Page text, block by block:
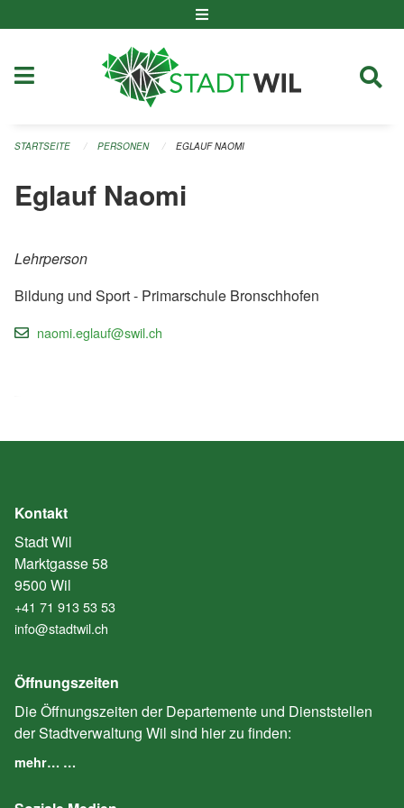
STARTSEITE PERSONEN EGLAUF NAOMI
Eglauf Naomi
Lehrperson
Bildung und Sport - Primarschule Bronschhofen
naomi.eglauf@swil.ch
Kontakt
Stadt Wil
Marktgasse 58
9500 Wil
+41 71 913 53 53
info@stadtwil.ch
Öffnungszeiten
Die Öffnungszeiten der Departemente und Dienststellen
der Stadtverwaltung Wil sind hier zu finden:
mehr… …